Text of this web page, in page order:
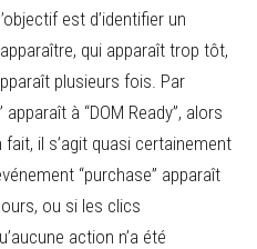
est d’identifier un
qui apparaît trop tôt,
plusieurs fois. Par
à “DOM Ready”, alors
fait, il s’agit quasi certainement
“purchase” apparaît
ou si les clics
action n’a été